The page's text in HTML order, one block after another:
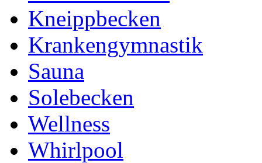
Kneippbecken
Krankengymnastik
Sauna
Solebecken
Wellness
Whirlpool